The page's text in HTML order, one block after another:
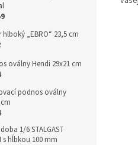
hlboký „EBRO“ 23,5 cm
oválny Hendi 29x21 cm
podnos oválny
1/6 STALGAST
s hĺbkou 100 mm